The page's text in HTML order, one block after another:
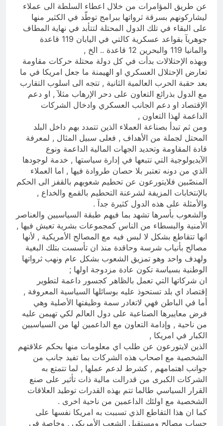
عن طريق المؤامرات من خلال اعطاء السلطة الى عملاء
ليشاركونهم بسرقة ثرواتها ببرامج توطّد في الكثير منها
على البقاء في تلك الدول المحتلة لتتأبد في نهاية المطاف
جوهريآ بقواعد عسكرية كالتي في اليابان 119 قاعدة
والمانيا 119 والبحرين 12 قاعدة .. الخ ,
وبهذه الإحتلالات بدأت في كل دولة محتلة حركات مقاومة
تعارض الإحتلال العسكري او الهيمنة ما جعل امريكا في ما
بعد حقبة الحرب العالمية الثانية , تتجه الى اسلوب التقارب
مع الدول بذرائع التعاون على دحر الإرهاب مثلآ , او دعم
الإقتصاد او دعم الجانب العسكري وادخال الشركات
الداعمة لهذا التعاون ,
ومن ثم تبدأ بصناعة العملاء الذين تتمدد بهم داخل البلد
المحتل لجملة من الأهداف , فعلى سبيل المثال , لمعرفة
قادة المقاومة وتحديد الجهات المالية الداعمة ونوع
الآيديولوجية التي تتبعها في إدارة سياستها , خدمة لوجودها
الذي من دونه تعتبر بلا حصان طروادة فيها , اما العملاء
المنصّبين فلايتورعون عن تحطيم شعوبهم بالقفز الى الحكم
بالإنتخابات المزيفة لشرعنة التحطيم بالقمع والخداع ,
والأمثلة على هذه الدول كثيرة جدآ .
والشعوب بأسرها تشهد بما فيهم طبقة السياسيين والعناصر
الأمنية والبسطاء من الناس كمجموعات بشرية تعيش فيها ,
انها تتقاطع بشكل لا لبس فيه مع المصالح الأمريكية , لأنها
مصالح بأنياب شرسة وحاقدة منذ ان تأسست بتلك البغية
ولهدف واحد وهو تمزيق الشعوب بشكل عام ونهب ثرواتها
الوطنية بسياسة تكون عادة مزدوجة اولها ;
ان شركاتها التي تعمل بالظاهر كجسور داعمة لتطوير
إقتصاد اي بلد تستحوذ عليه بوسائلها السياسية المعروفة ,
أما في الباطن فهي لاتغادر سمة وظيفتها الأصلية وهي
فرض معاييرها الصناعية على دول العالم لكي تهيمن عليه
من ناحية , وإدامة التعاون مع الداعمين لها من السياسيين
الكبار في امريكا ,
الذين لايتورعون عن طلب اي معلومات منها بحكم علاقتهم
الشخصية مع اصحاب هذه الشركات بما تفيد جانب من
جوانب اهتمامهم , كشرط لدعم عملها , لما تتمتع به
الشركات الكبرى من قدرالت مالية ذات تأثير على صنع
القرار السياسي طالما تتم بهذه القدرات توطيد العلاقات
الشخصية مع اولئك الداعمين من ناحية اخرى .
كما ان هذا التقاطع الذي تسببت به امريكا نفسها على
حساب مصالح ومستقبل الشعب الأمريكي , وخاصة في